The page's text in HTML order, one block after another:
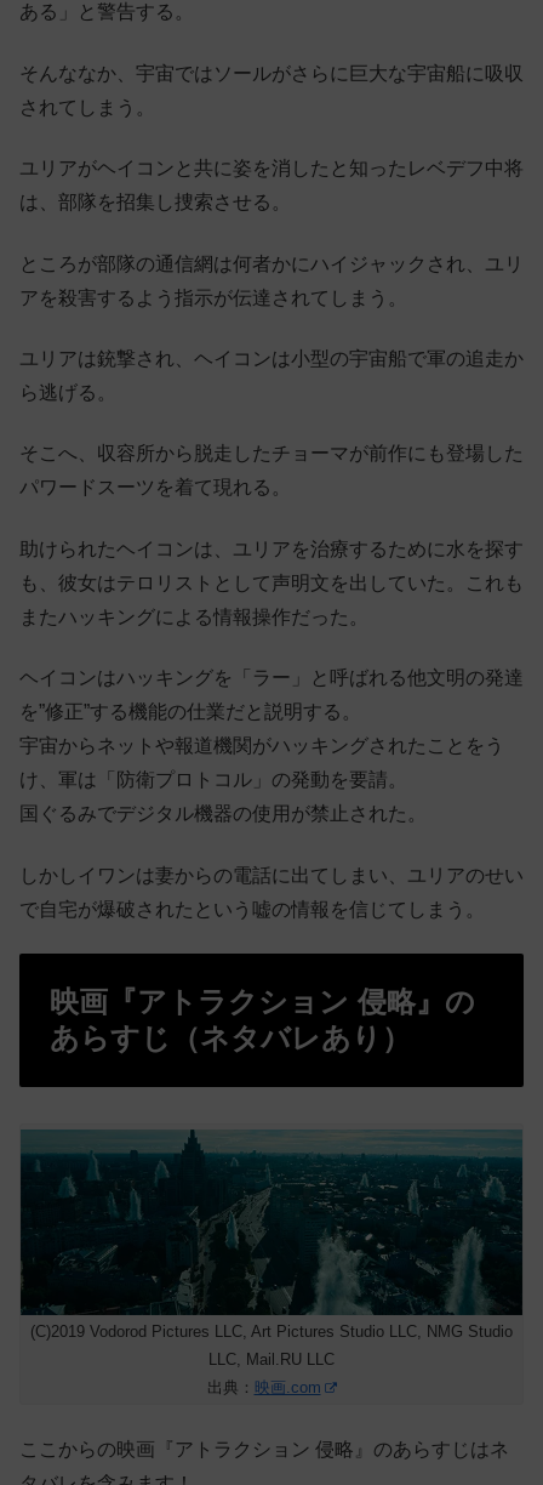
ある」と警告する。
そんななか、宇宙ではソールがさらに巨大な宇宙船に吸収
されてしまう。
ユリアがヘイコンと共に姿を消したと知ったレベデフ中将
は、部隊を招集し捜索させる。
ところが部隊の通信網は何者かにハイジャックされ、ユリ
アを殺害するよう指示が伝達されてしまう。
ユリアは銃撃され、ヘイコンは小型の宇宙船で軍の追走か
ら逃げる。
そこへ、収容所から脱走したチョーマが前作にも登場した
パワードスーツを着て現れる。
助けられたヘイコンは、ユリアを治療するために水を探す
も、彼女はテロリストとして声明文を出していた。これも
またハッキングによる情報操作だった。
ヘイコンはハッキングを「ラー」と呼ばれる他文明の発達
を”修正”する機能の仕業だと説明する。
宇宙からネットや報道機関がハッキングされたことをう
け、軍は「防衛プロトコル」の発動を要請。
国ぐるみでデジタル機器の使用が禁止された。
しかしイワンは妻からの電話に出てしまい、ユリアのせい
で自宅が爆破されたという嘘の情報を信じてしまう。
映画『アトラクション 侵略』の
あらすじ（ネタバレあり）
(C)2019 Vodorod Pictures LLC, Art Pictures Studio LLC, NMG Studio
LLC, Mail.RU LLC
出典： 映画.com
ここからの映画『アトラクション 侵略』のあらすじはネ